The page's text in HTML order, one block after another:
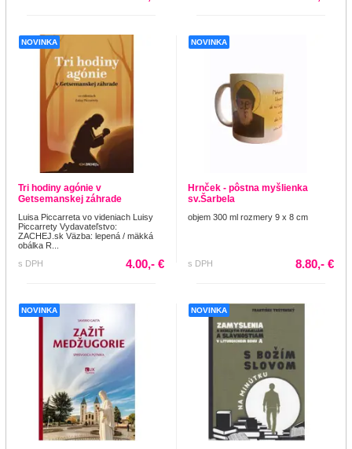
NOVINKA
Tri hodiny agónie v
Getsemanskej záhrade
Luisa Piccarreta vo videniach Luisy
Piccarrety Vydavateľstvo:
ZACHEJ.sk Väzba: lepená / mäkká
obálka R...
s DPH
4.00,- €
NOVINKA
Hrnček - pôstna myšlienka
sv.Šarbela
objem 300 ml rozmery 9 x 8 cm
s DPH 8.80,- €
NOVINKA NOVINKA